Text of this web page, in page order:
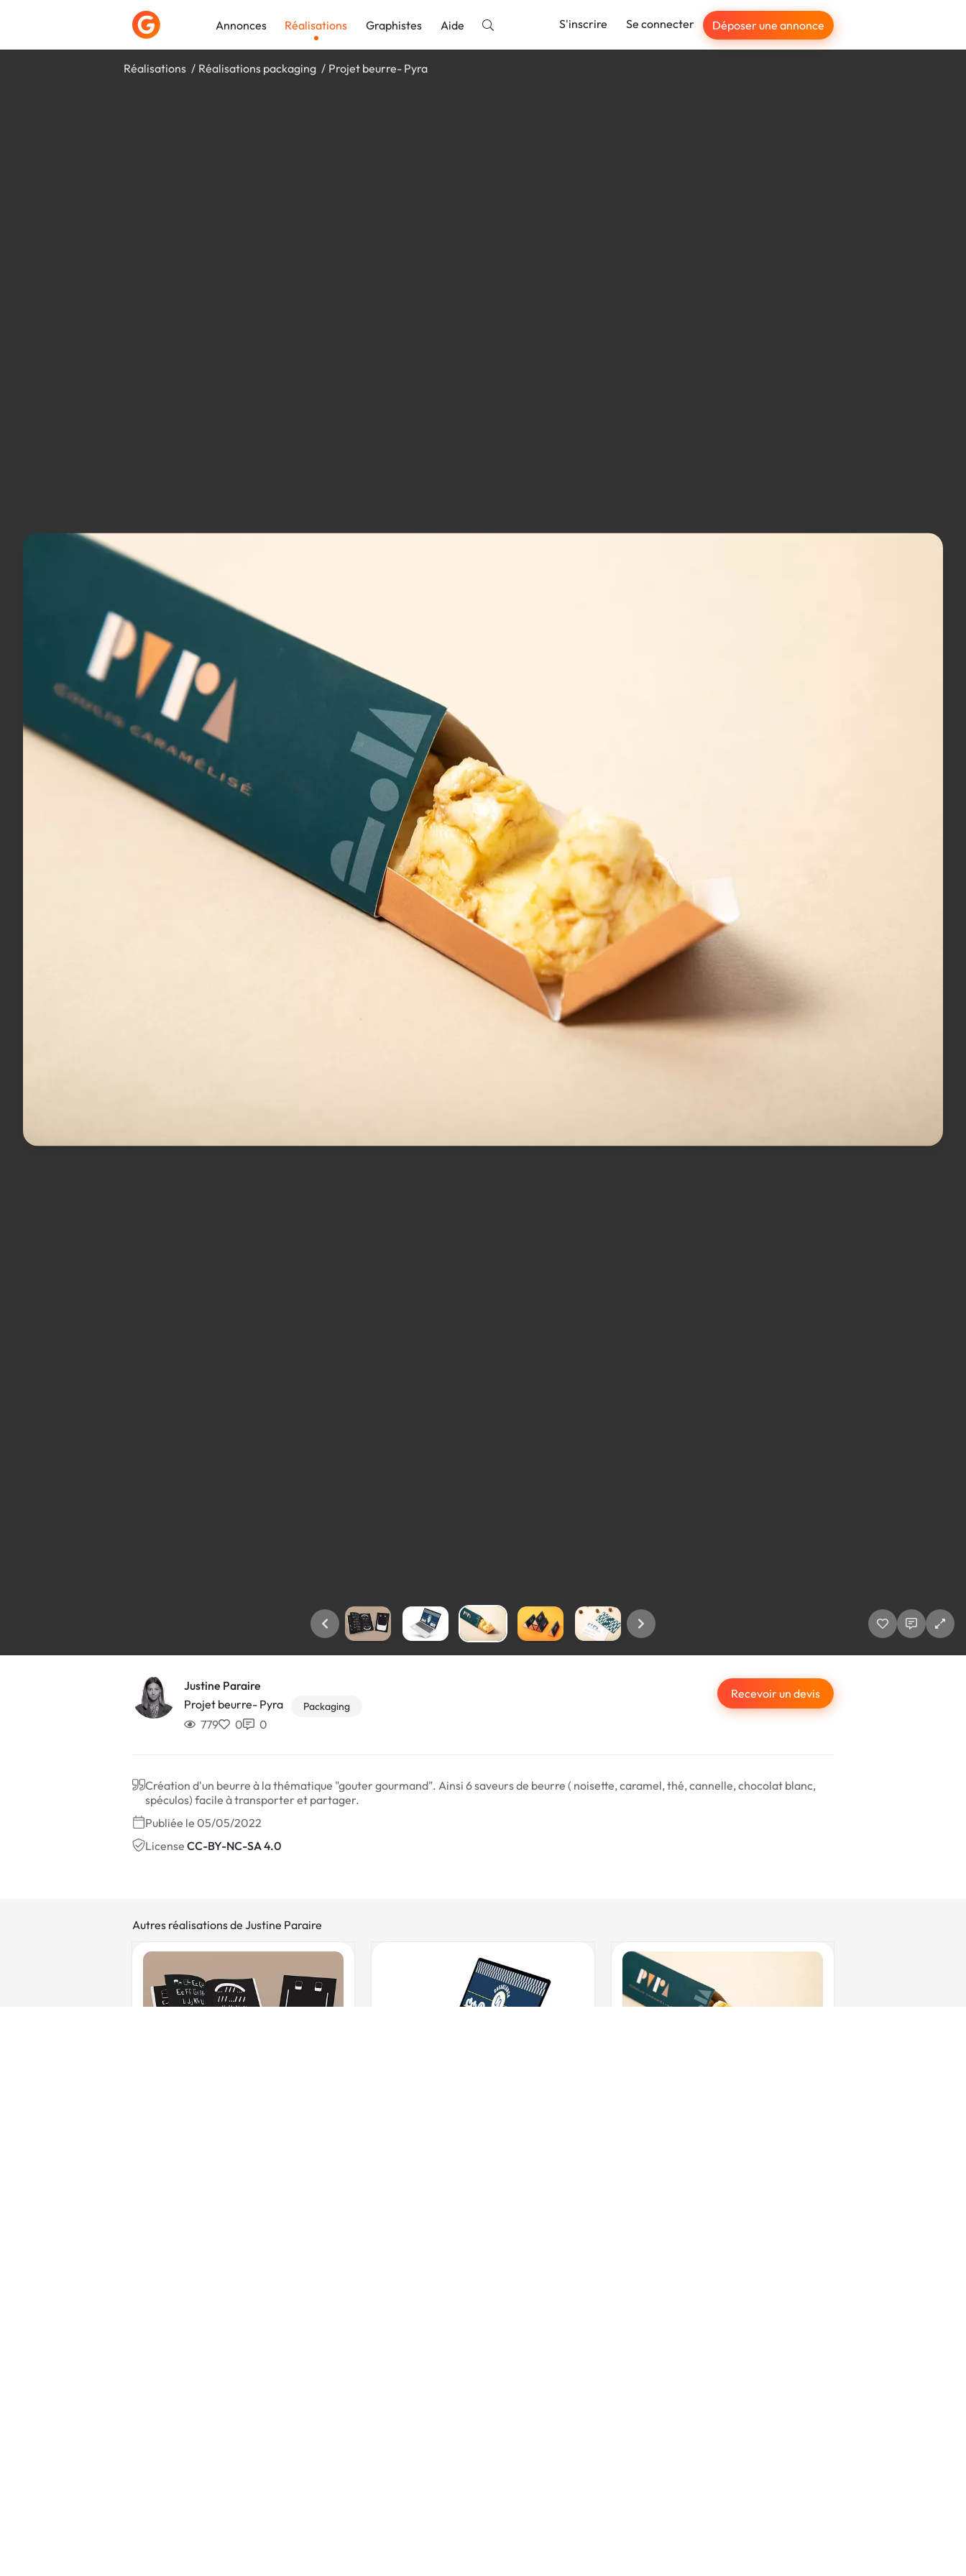
Annonces Réalisations Graphistes Aide S'inscrire Se connecter Déposer une annonce
Réalisations Réalisations packaging Projet beurre- Pyra
Justine Paraire
Projet beurre- Pyra
Packaging
779 0 0
Recevoir un devis
Création d'un beurre à la thématique "gouter gourmand". Ainsi 6 saveurs de beurre ( noisette, caramel, thé, cannelle, chocolat blanc,
spéculos) facile à transporter et partager.
Publiée le 05/05/2022
License CC-BY-NC-SA 4.0
Autres réalisations de Justine Paraire